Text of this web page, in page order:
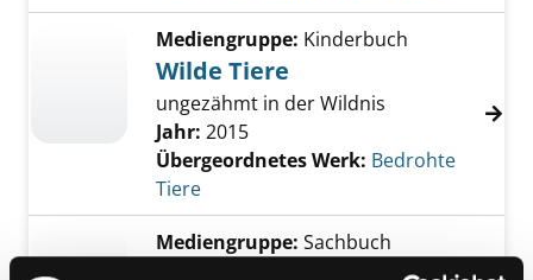
Mediengruppe: Kinderbuch
Wilde Tiere
ungezähmt in der Wildnis
Jahr: 2015
Übergeordnetes Werk: Bedrohte
Tiere
Mediengruppe: Sachbuch